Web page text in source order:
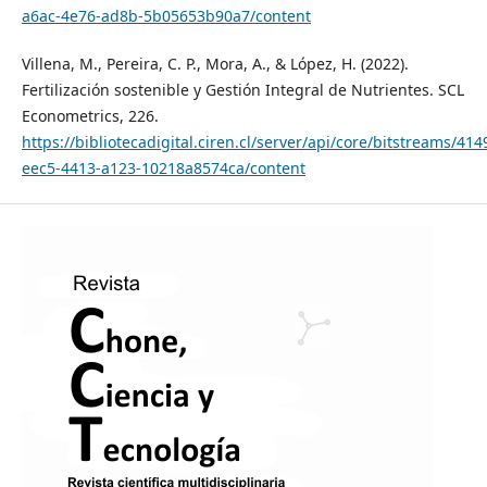
a6ac-4e76-ad8b-5b05653b90a7/content
Villena, M., Pereira, C. P., Mora, A., & López, H. (2022).
Fertilización sostenible y Gestión Integral de Nutrientes. SCL
Econometrics, 226.
https://bibliotecadigital.ciren.cl/server/api/core/bitstreams/
eec5-4413-a123-10218a8574ca/content